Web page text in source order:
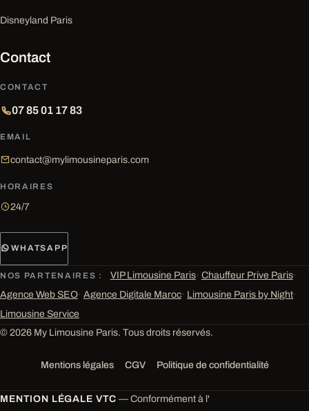
Disneyland Paris
Contact
CONTACT
07 85 01 17 83
EMAIL
contact@mylimousineparis.com
HORAIRES
24/7
WHATSAPP
NOS PARTENAIRES : VIP Limousine Paris· Chauffeur Prive Paris·
Agence Web SEO· Agence Digitale Maroc· Limousine Paris by Night·
Limousine Service
© 2026 My Limousine Paris. Tous droits réservés.
Mentions légales CGV Politique de confidentialité
MENTION LÉGALE VTC — Conformément à l'